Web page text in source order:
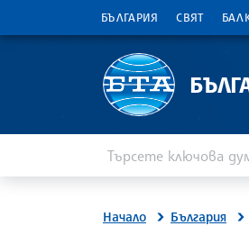
БЪЛГАРИЯ СВЯТ
Начало България